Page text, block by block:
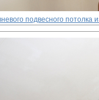
подвесного потолка